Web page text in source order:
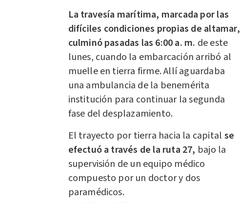
La travesía marítima, marcada por las
difíciles condiciones propias de altamar,
culminó pasadas las 6:00 a. m. de este
lunes, cuando la embarcación arribó al
muelle en tierra firme. Allí aguardaba
una ambulancia de la benemérita
institución para continuar la segunda
fase del desplazamiento.
El trayecto por tierra hacia la capital se
efectuó a través de la ruta 27, bajo la
supervisión de un equipo médico
compuesto por un doctor y dos
paramédicos.